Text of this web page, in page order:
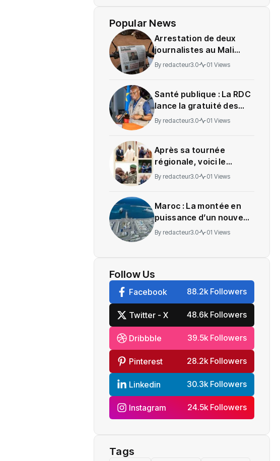
Popular News
Arrestation de deux
journalistes au Mali
provoque une
By redacteur3.0 01 Views
Santé publique : La RDC
lance la gratuité des
soins en Ituri
By redacteur3.0 01 Views
Après sa tournée
régionale, voici le
message de Wadagni
By redacteur3.0 01 Views
Maroc : La montée en
puissance d’un nouveau
centre névralgique de
By redacteur3.0 01 Views
Follow Us
Facebook 88.2k Followers
Twitter - X 48.6k Followers
Dribbble 39.5k Followers
Pinterest 28.2k Followers
Linkedin 30.3k Followers
Instagram 24.5k Followers
Tags